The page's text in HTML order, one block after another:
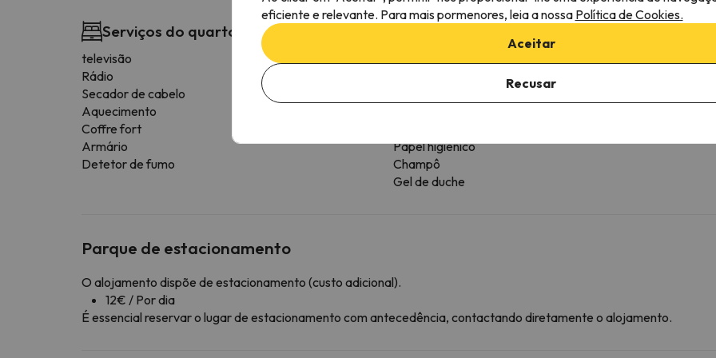
Serviços do quarto
televisão
Rádio
Secador de cabelo
Aquecimento
Coffre fort
Armário
Detetor de fumo
Papel higiénico
Champô
Gel de duche
Parque de estacionamento
O alojamento dispõe de estacionamento (custo adicional).
12€ / Por dia
É essencial reservar o lugar de estacionamento com antecedência, contactando diretamente o alojamento.
eficiente e relevante. Para mais pormenores, leia a nossa Política de Cookies.
Aceitar
Recusar